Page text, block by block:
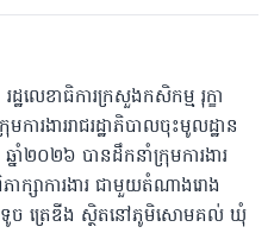
េខាធិការក្រសួងកសិកម្ម រុក្ខា
រងាររាជរដ្ឋាភិបាលចុះមូលដ្ឋាន
នាំ២០២៦ បានដឹកនាំក្រុមការងារ
ាក្សាការងារ ជាមួយតំណាងរោង
ទូច ត្រេឌីង ស្ថិតនៅភូមិសោមគល់ ឃុំ